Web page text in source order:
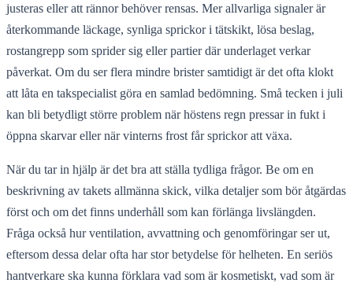
justeras eller att rännor behöver rensas. Mer allvarliga signaler är
återkommande läckage, synliga sprickor i tätskikt, lösa beslag,
rostangrepp som sprider sig eller partier där underlaget verkar
påverkat. Om du ser flera mindre brister samtidigt är det ofta klokt
att låta en takspecialist göra en samlad bedömning. Små tecken i juli
kan bli betydligt större problem när höstens regn pressar in fukt i
öppna skarvar eller när vinterns frost får sprickor att växa.
När du tar in hjälp är det bra att ställa tydliga frågor. Be om en
beskrivning av takets allmänna skick, vilka detaljer som bör åtgärdas
först och om det finns underhåll som kan förlänga livslängden.
Fråga också hur ventilation, avvattning och genomföringar ser ut,
eftersom dessa delar ofta har stor betydelse för helheten. En seriös
hantverkare ska kunna förklara vad som är kosmetiskt, vad som är